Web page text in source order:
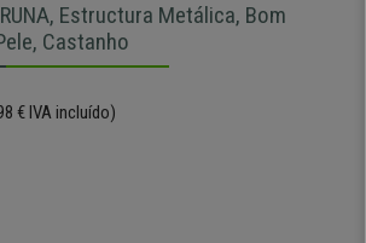
Estructura Metálica, Bom
Castanho
€ IVA incluído)